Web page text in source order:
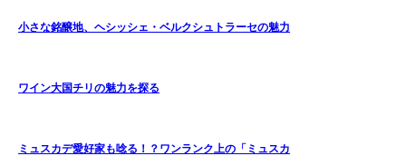
小さな銘醸地、ヘシッシェ・ベルクシュトラーセの魅力
ワイン大国チリの魅力を探る
ミュスカデ愛好家も唸る！？ワンランク上の「ミュスカ